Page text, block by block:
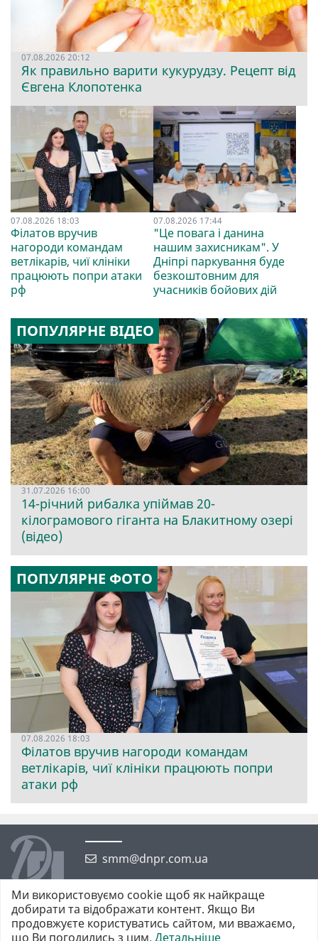
07.08.2026 20:12
Як правильно варити кукурудзу. Рецепт від
Євгена Клопотенка
07.08.2026 18:03
Філатов вручив
нагороди командам
ветлікарів, чиї клініки
працюють попри атаки
рф
07.08.2026 17:44
"Це повага і данина
нашим захисникам". У
Дніпрі паркування буде
безкоштовним для
учасників бойових дій
ПОПУЛЯРНЕ ВІДЕО
31.07.2026 16:00
14-річний рибалка упіймав 20-
кілограмового гіганта на Блакитному озері
(відео)
ПОПУЛЯРНЕ ФОТО
07.08.2026 18:03
Філатов вручив нагороди командам
ветлікарів, чиї клініки працюють попри
атаки рф
smm@dnpr.com.ua
Ми використовуємо cookie щоб як найкраще
добирати та відображати контент. Якщо Ви
продовжуєте користуватись сайтом, ми вважаємо,
що Ви погодились з цим. Детальніше